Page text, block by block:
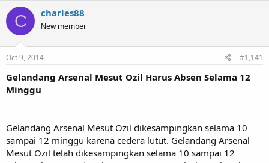
r
e
a
d
s
t
r
t
r
t
a
C charles88
New member
Oct 9, 2014 #1,141
Gelandang Arsenal Mesut Ozil Harus Absen Selama 12
Minggu
Gelandang Arsenal Mesut Ozil dikesampingkan selama 10
sampai 12 minggu karena cedera lutut. Gelandang Arsenal
Mesut Ozil telah dikesampingkan selama 10 sampai 12